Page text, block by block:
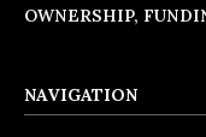
OWNERSHIP,
NAVIGATION